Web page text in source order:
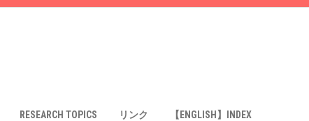
RESEARCH TOPICS リンク 【ENGLISH】INDEX